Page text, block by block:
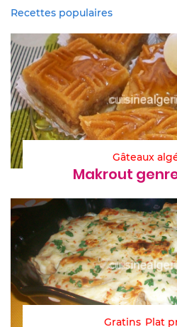
Recettes populaires
Gâteaux
Makrout
Gratins Plat